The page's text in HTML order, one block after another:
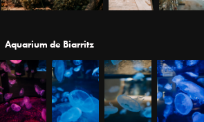
Aquarium de Biarritz